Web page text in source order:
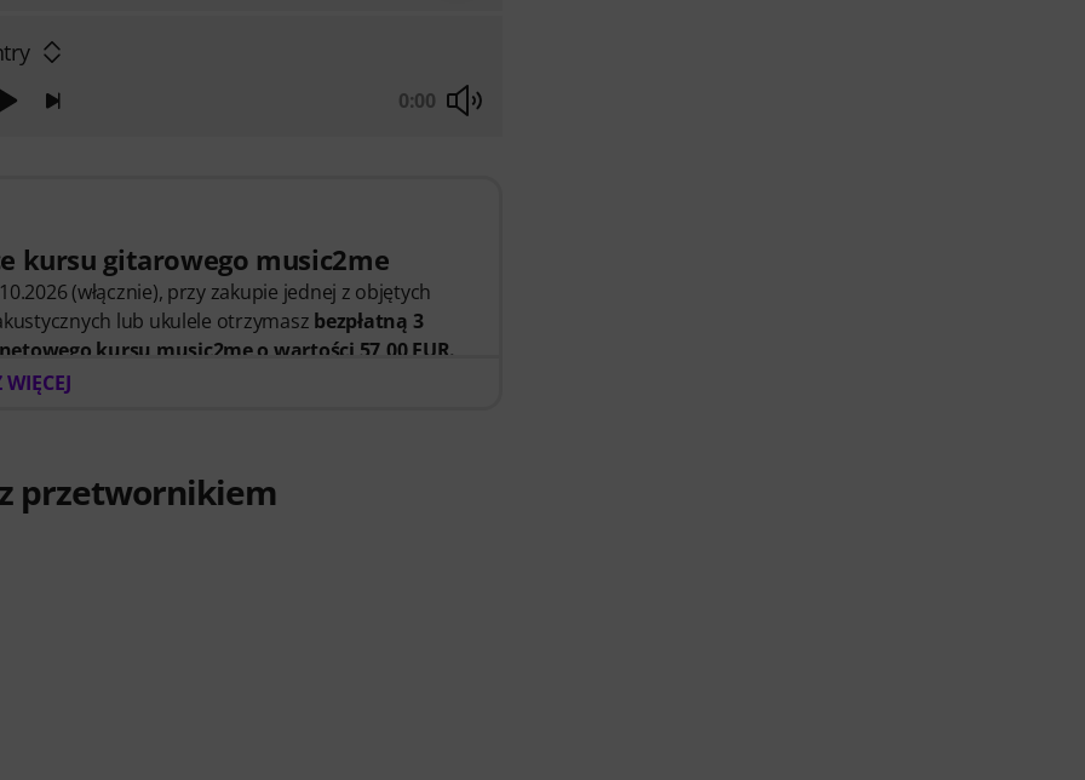
0:00
kursu gitarowego music2me
(włącznie), przy zakupie jednej z objętych
lub ukulele otrzymasz bezpłatną 3
kursu music2me o wartości 57,00 EUR.
zostanie automatycznie przesłany e
2026 w kategorii „E-learning – nauka gry na
i bluesa po metal i więcej. Z osobistym
przetwornikiem